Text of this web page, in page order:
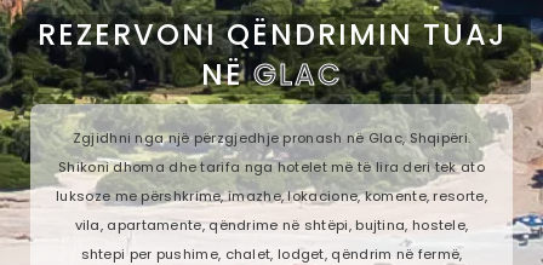
REZERVONI QËNDRIMIN TUAJ
NËGLAC
Zgjidhni nga një përzgjedhje pronash në Glac, Shqipëri.
Shikoni dhoma dhe tarifa nga hotelet më të lira deri tek ato
luksoze me përshkrime, imazhe, lokacione, komente, resorte,
vila, apartamente, qëndrime në shtëpi, bujtina, hostele,
shtepi per pushime, chalet, lodget, qëndrim në fermë,